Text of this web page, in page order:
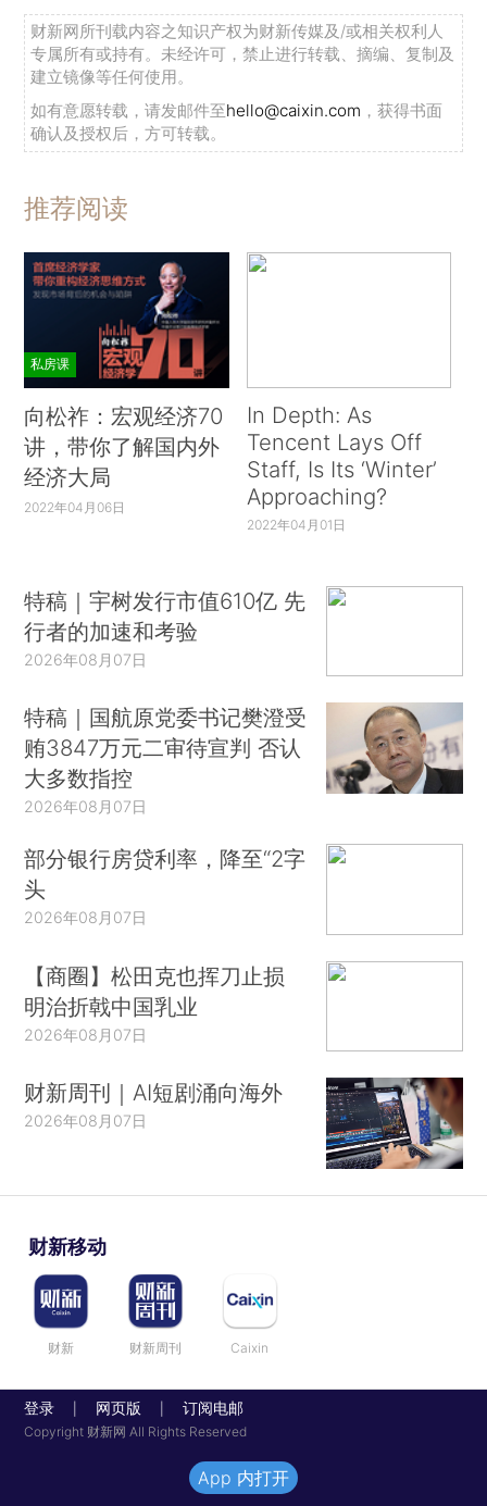
财新网所刊载内容之知识产权为财新传媒及/或相关权利人
专属所有或持有。未经许可，禁止进行转载、摘编、复制及
建立镜像等任何使用。
如有意愿转载，请发邮件至hello@caixin.com ，获得书面
确认及授权后，方可转载。
推荐阅读
私房课
向松祚：宏观经济70
讲，带你了解国内外
经济大局
2022年04月06日
In Depth: As
Tencent Lays Off
Staff, Is Its ‘Winter’
Approaching?
2022年04月01日
特稿｜宇树发行市值610亿 先
行者的加速和考验
2026年08月07日
特稿｜国航原党委书记樊澄受
贿3847万元二审待宣判 否认
大多数指控
2026年08月07日
部分银行房贷利率，降至“2字
头
2026年08月07日
【商圈】松田克也挥刀止损
明治折戟中国乳业
2026年08月07日
财新周刊｜AI短剧涌向海外
2026年08月07日
财新移动
财新 财新周刊 Caixin
登录 网页版 订阅电邮
Copyright 财新网 All Rights Reserved
App 内打开